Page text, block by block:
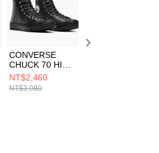
CONVERSE
CHUCK 70 HI
BLACK/BLACK/W
HITE 男女 休閒鞋
A15169C
NT$2,460
NT$3,080